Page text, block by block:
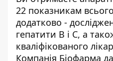
22 показникам
додатково -
гепатити В і С, а
кваліфікованого
Компанія Біофарма